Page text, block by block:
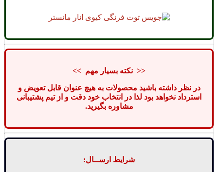
<< نکته بسیار مهم >>
در نظر داشته باشید محصولات به هیچ عنوان قابل تعویض و
استرداد نخواهد بود لذا در انتخاب خود دقت و از تیم پشتیبانی
مشاوره بگیرید.
شرایط ارســال: